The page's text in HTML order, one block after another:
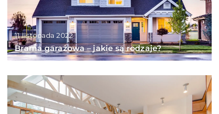
11 listopada 2022
Brama garażowa – jakie są rodzaje?